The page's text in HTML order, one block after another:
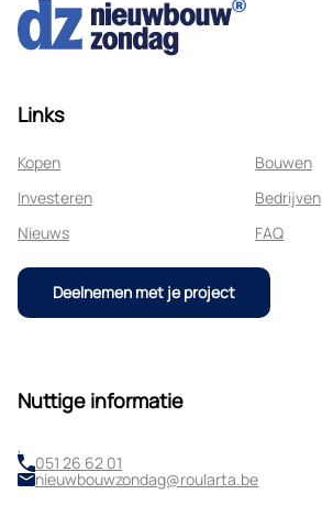
Links
Kopen
Bouwen
Investeren
Bedrijven
Nieuws
FAQ
Deelnemen met je project
Nuttige informatie
,
051 26 62 01
nieuwbouwzondag@roularta.be